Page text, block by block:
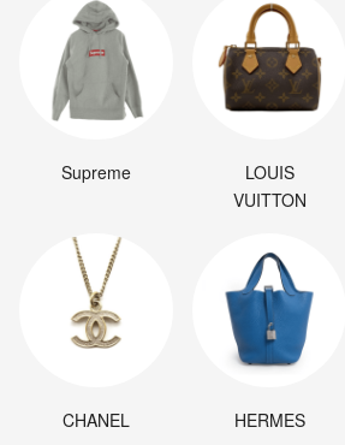
Supreme
LOUIS
VUITTON
CHANEL HERMES